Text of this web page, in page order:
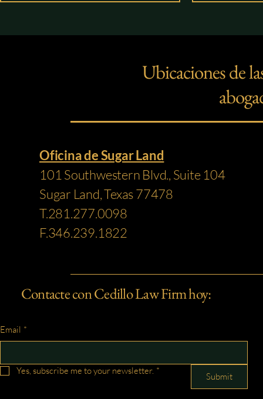
Ubicaciones de
Oficina de Sugar Land
101 Southwestern Blvd., Suite 104
Sugar Land, Texas 77478
T.281.277.0098
F.346.239.1822
Contacte con Cedillo Law Firm hoy:
Email *
Yes, subscribe me to your newsletter. *
Submit